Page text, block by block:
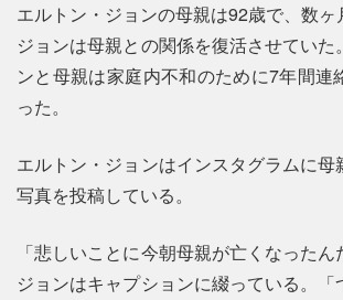
エルトン・ジョンの母親は92歳で、数ヶ
ジョンは母親との関係を復活させていた
ンと母親は家庭内不和のために7年間連
った。
エルトン・ジョンはインスタグラムに母
写真を投稿している。
「悲しいことに今朝母親が亡くなったん
ジョンはキャプションに綴っている。「